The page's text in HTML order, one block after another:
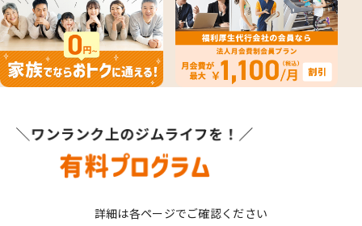
詳細は各ページでご確認ください